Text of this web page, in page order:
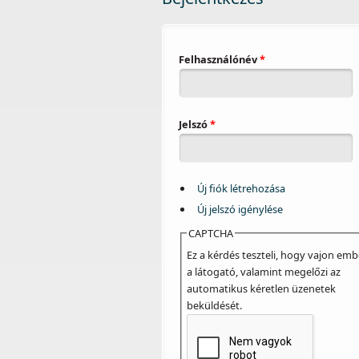
Felhasználónév*
Jelszó*
Új fiók létrehozása
Új jelszó igénylése
CAPTCHA
Ez a kérdés teszteli, hogy vajon
a látogató, valamint megelőzi az
automatikus kéretlen üzenetek
beküldését.